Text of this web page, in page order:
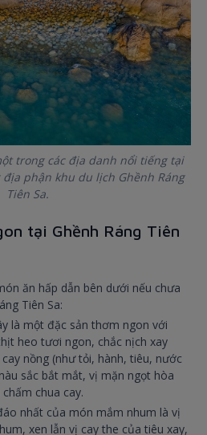
trong các địa danh nổi tiếng tại
phận khu du lịch Ghềnh Ráng
Tiên Sa.
tại Ghềnh Ráng Tiên
ăn hấp dẫn bên dưới nếu chưa
Tiên Sa:
là một đặc sản thơm ngon với
heo tươi ngon, chắc nịch xay
nồng (như tỏi, hành, tiêu, nước
sắc bắt mắt, vị mặn ngọt hòa
chua cay.
nhất của món mắm nhum là vị
xen lẫn vị cay the của tiêu xay,